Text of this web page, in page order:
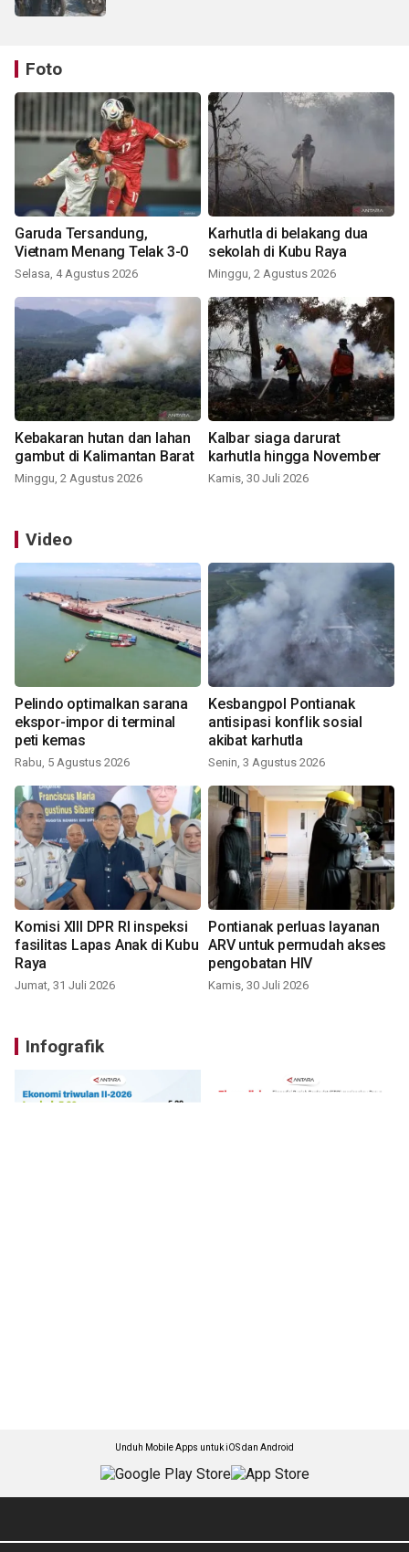
Foto
Garuda Tersandung,
Vietnam Menang Telak 3-0
Selasa, 4 Agustus 2026
Karhutla di belakang dua
sekolah di Kubu Raya
Minggu, 2 Agustus 2026
Kebakaran hutan dan lahan
gambut di Kalimantan Barat
Minggu, 2 Agustus 2026
Kalbar siaga darurat
karhutla hingga November
Kamis, 30 Juli 2026
Video
Pelindo optimalkan sarana
ekspor-impor di terminal
peti kemas
Rabu, 5 Agustus 2026
Kesbangpol Pontianak
antisipasi konflik sosial
akibat karhutla
Senin, 3 Agustus 2026
Komisi XIII DPR RI inspeksi
fasilitas Lapas Anak di Kubu
Raya
Jumat, 31 Juli 2026
Pontianak perluas layanan
ARV untuk permudah akses
pengobatan HIV
Kamis, 30 Juli 2026
Infografik
Unduh Mobile Apps untuk iOS dan Android